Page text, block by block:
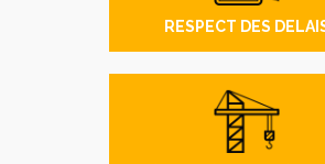
RESPECT DES